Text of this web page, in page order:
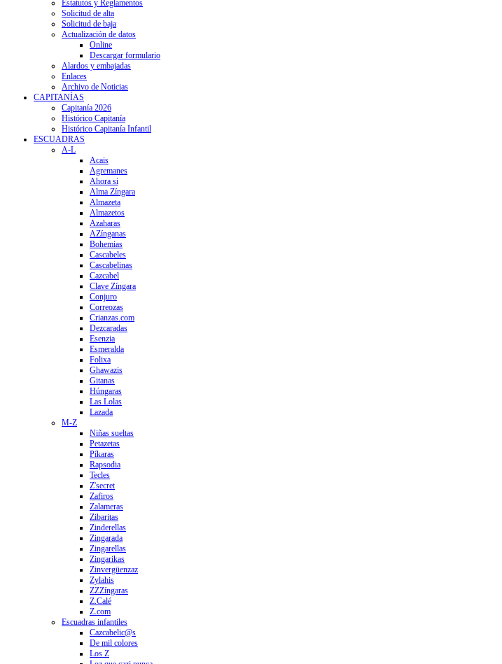
Estatutos y Reglamentos
Solicitud de alta
Solicitud de baja
Actualización de datos
Online
Descargar formulario
Alardos y embajadas
Enlaces
Archivo de Noticias
CAPITANÍAS
Capitanía 2026
Histórico Capitanía
Histórico Capitanía Infantil
ESCUADRAS
A-L
Acais
Agremanes
Ahora si
Alma Zíngara
Almazeta
Almazetos
Azaharas
AZínganas
Bohemias
Cascabeles
Cascabelinas
Cazcabel
Clave Zíngara
Conjuro
Correozas
Crianzas.com
Dezcaradas
Esenzia
Esmeralda
Folixa
Ghawazis
Gitanas
Húngaras
Las Lolas
Lazada
M-Z
Niñas sueltas
Petazetas
Píkaras
Rapsodia
Tecles
Z'secret
Zafiros
Zalameras
Zibaritas
Zinderellas
Zingarada
Zingarellas
Zingarikas
Zinvergüenzaz
Zylahis
ZZZíngaras
Z.Calé
Z.com
Escuadras infantiles
Cazcabelic@s
De mil colores
Los Z